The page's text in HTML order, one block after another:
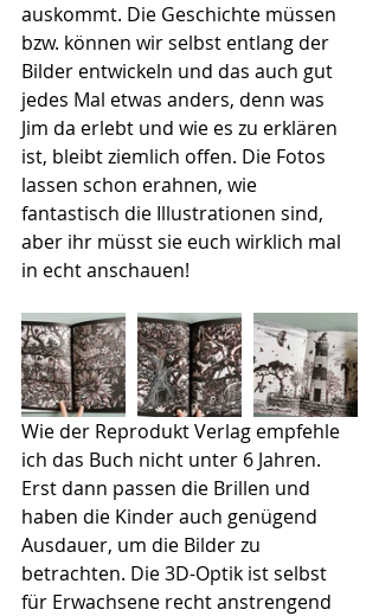
auskommt. Die Geschichte müssen
bzw. können wir selbst entlang der
Bilder entwickeln und das auch gut
jedes Mal etwas anders, denn was
Jim da erlebt und wie es zu erklären
ist, bleibt ziemlich offen. Die Fotos
lassen schon erahnen, wie
fantastisch die Illustrationen sind,
aber ihr müsst sie euch wirklich mal
in echt anschauen!
Wie der Reprodukt Verlag empfehle
ich das Buch nicht unter 6 Jahren.
Erst dann passen die Brillen und
haben die Kinder auch genügend
Ausdauer, um die Bilder zu
betrachten. Die 3D-Optik ist selbst
für Erwachsene recht anstrengend